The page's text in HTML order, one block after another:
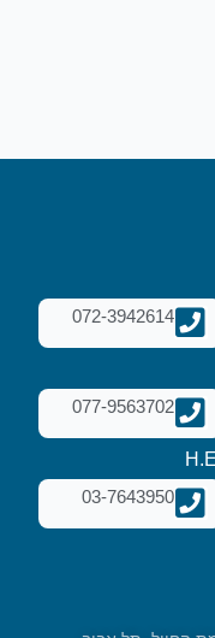
072-3942614
077-9563702
03-7643950